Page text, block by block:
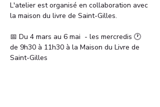
L'atelier est organisé en collaboration avec
la maison du livre de Saint-Gilles.
📅 Du 4 mars au 6 mai  - les mercredis 🕐
de 9h30 à 11h30 à la Maison du Livre de
Saint-Gilles